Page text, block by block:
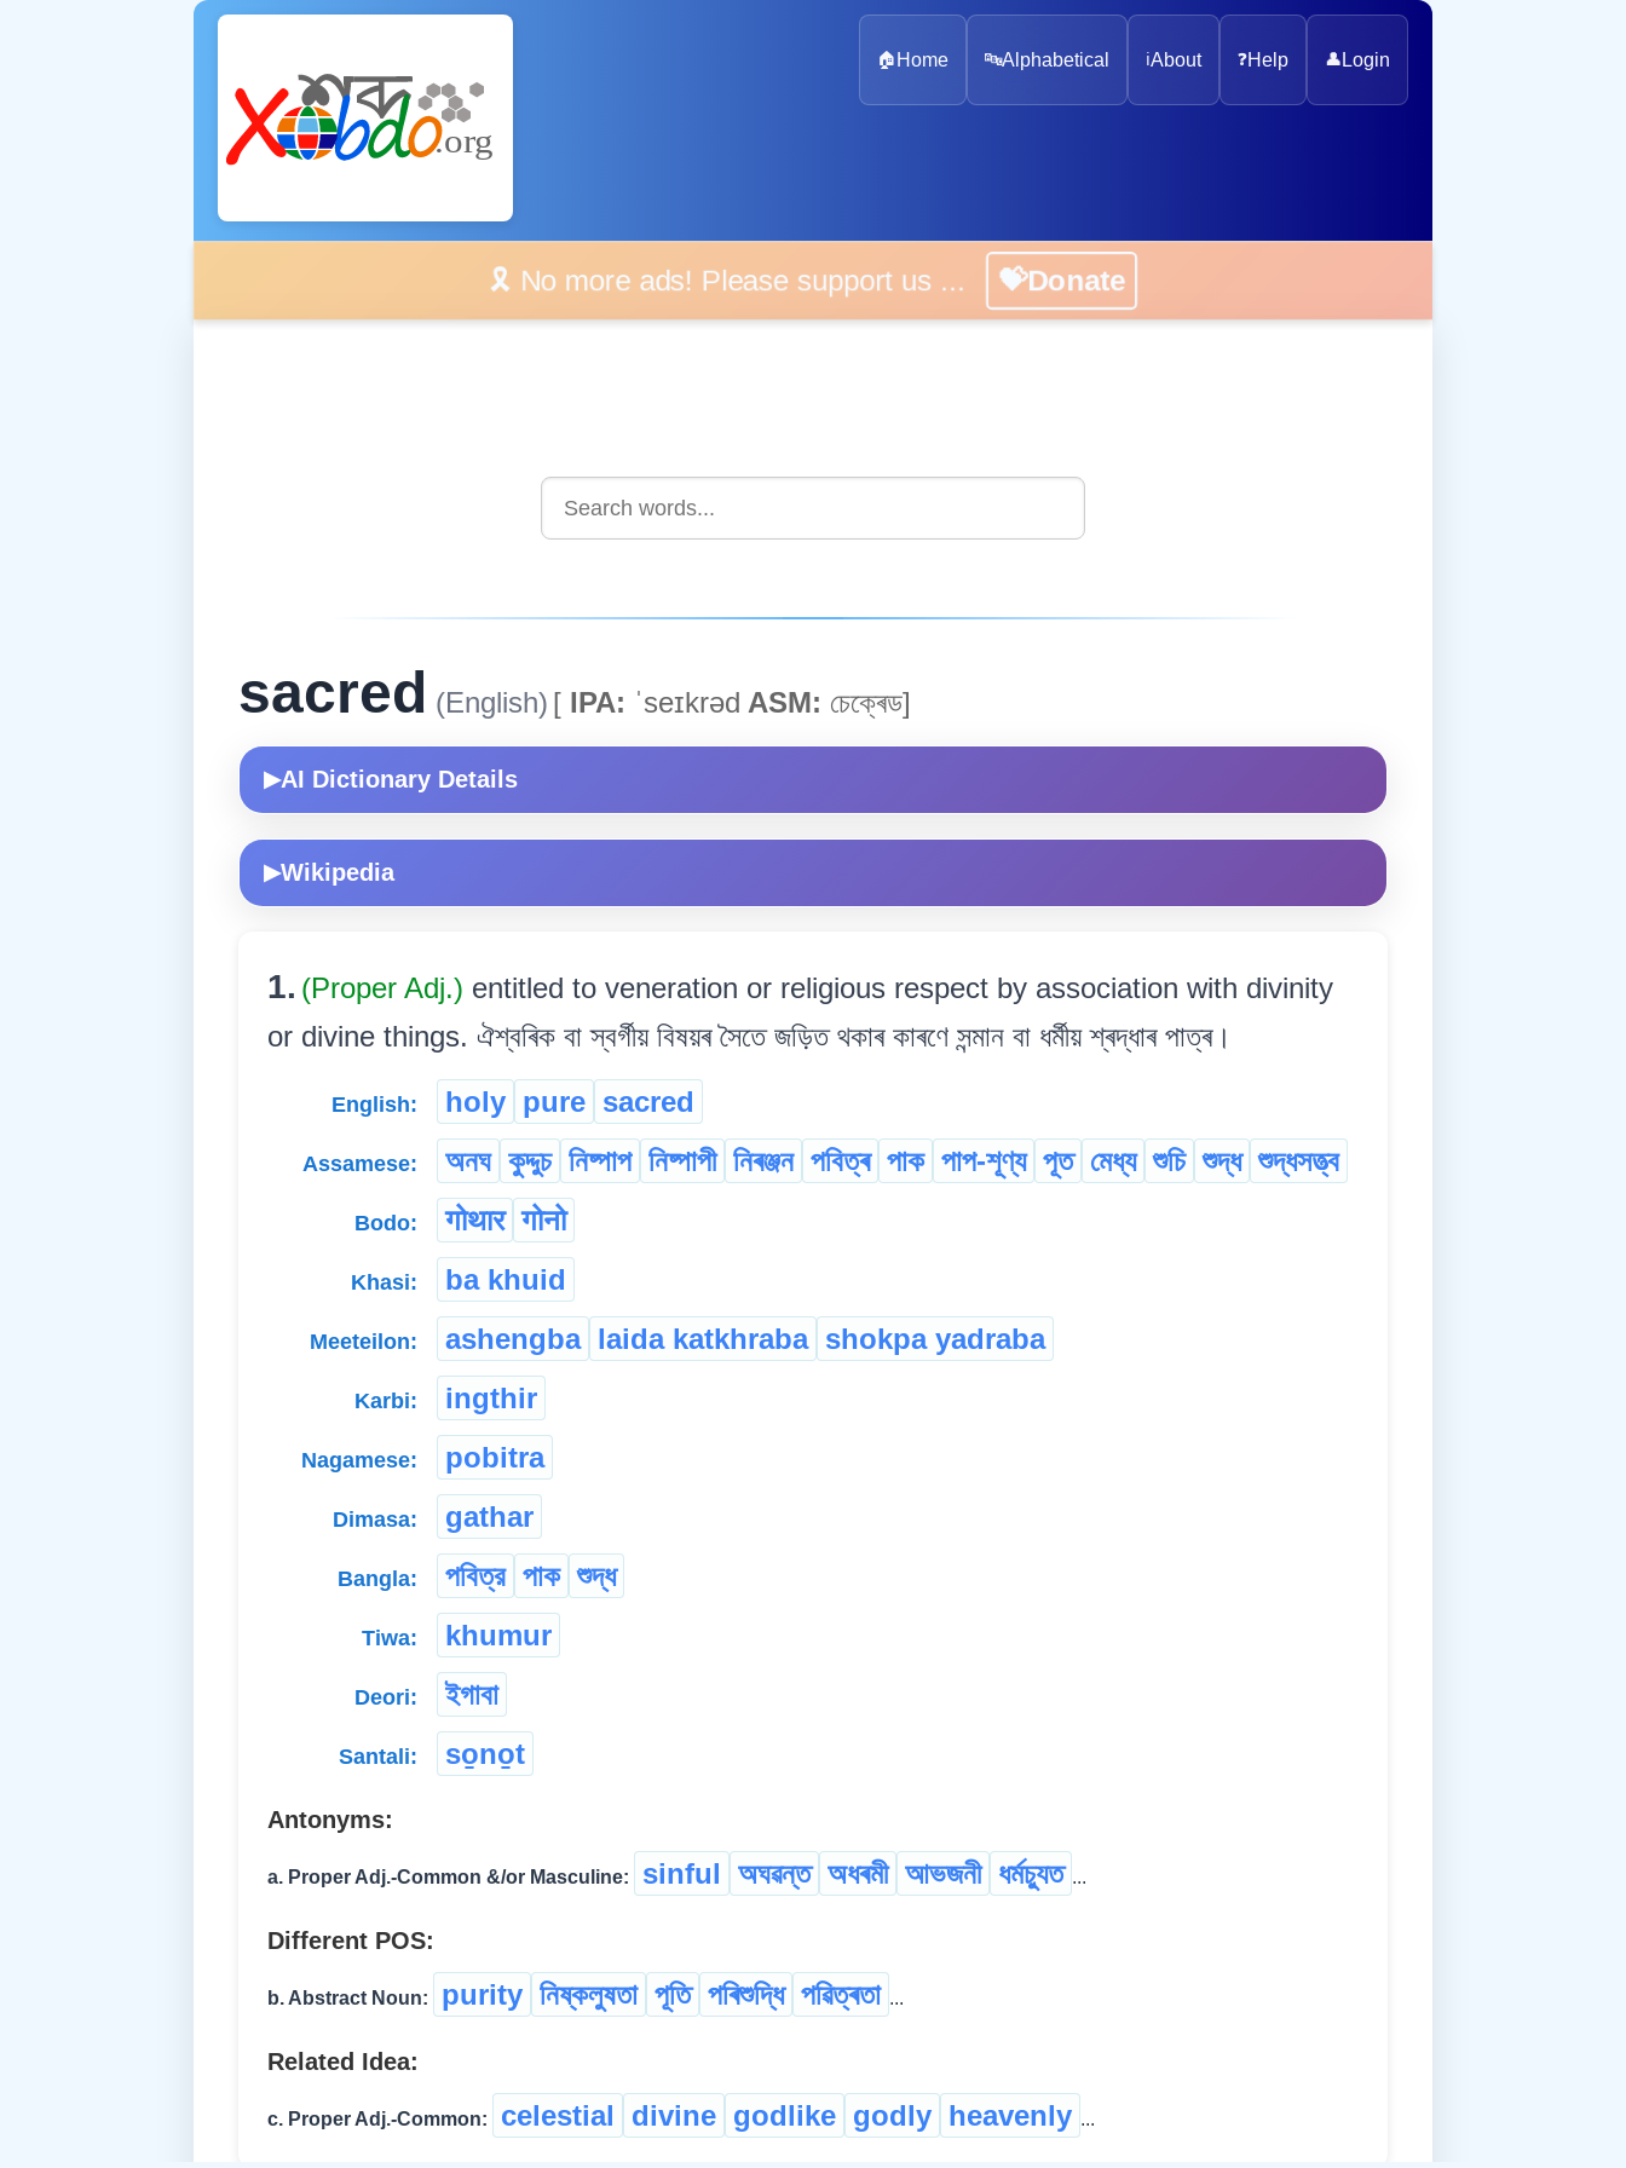
🏠 Home 🔤Alphabetical ℹ️About ❓Help 👤 Login
🎗️ No more ads! Please support us ... 💝Donate
sacred (English) [ IPA: ˈseɪkrəd ASM: চেক্ৰেড]
▶AI Dictionary Details
▶Wikipedia
1. (Proper Adj.) entitled to veneration or religious respect by association with divinity
or divine things. ঐশ্বৰিক বা স্বৰ্গীয় বিষয়ৰ সৈতে জড়িত থকাৰ কাৰণে সন্মান বা ধৰ্মীয় শ্ৰদ্ধাৰ পাত্ৰ।
English: holy pure sacred
Assamese: অনঘ কুদ্দুচ নিষ্পাপ নিষ্পাপী নিৰঞ্জন পবিত্ৰ পাক পাপ-শূণ্য পূত মেধ্য শুচি শুদ্ধ শুদ্ধসত্ত্ব
Bodo: गोथार गोनो
Khasi: ba khuid
Meeteilon: ashengba laida katkhraba shokpa yadraba
Karbi: ingthir
Nagamese: pobitra
Dimasa: gathar
Bangla: পবিত্র পাক শুদ্ধ
Tiwa: khumur
Deori: ইগাবা
Santali: so̱no̱t
Antonyms:
a. Proper Adj.-Common &/or Masculine: sinful অঘৱন্ত অধৰমী আভজনী ধৰ্মচ্যুত ...
Different POS:
b. Abstract Noun: purity নিষ্কলুষতা পূতি পৰিশুদ্ধি পৱিত্ৰতা ...
Related Idea:
c. Proper Adj.-Common: celestial divine godlike godly heavenly ...